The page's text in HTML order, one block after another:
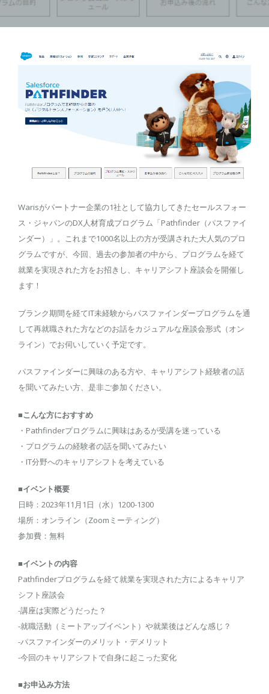
Warisがパートナー企業の1社として協力してきたセールスフォー
ス・ジャパンのDX人材育成プログラム「Pathfinder（パスファイ
ンダー）」。これまで1000名以上の方が受講された大人気のプロ
グラムですが、今回、過去の参加者の中から、プログラムを経て
就業を実現された方をお招きし、キャリアシフト座談会を開催し
ます！
ブランク期間を経てIT未経験からパスファインダープログラムを通
して再就職された方などのお話をカジュアルな座談会形式（オン
ライン）でお伺いしていく予定です。
パスファインダーに興味のある方や、キャリアシフト経験者の話
を聞いてみたい方、是非ご参加ください。
■こんな方におすすめ
・Pathfinderプログラムに興味はあるが受講を迷っている
・プログラムの経験者の話を聞いてみたい
・IT分野へのキャリアシフトを考えている
■イベント概要
日時：2023年11月1日（水）1200-1300
場所：オンライン（Zoomミーティング）
参加費：無料
■イベントの内容
Pathfinderプログラムを経て就業を実現された方によるキャリア
シフト座談会
-講座は実際どうだった？
-就職活動（ミートアップイベント）や就業後はどんな感じ？
-パスファインダーのメリット・デメリット
-今回のキャリアシフトで自身に起こった変化
■お申込み方法